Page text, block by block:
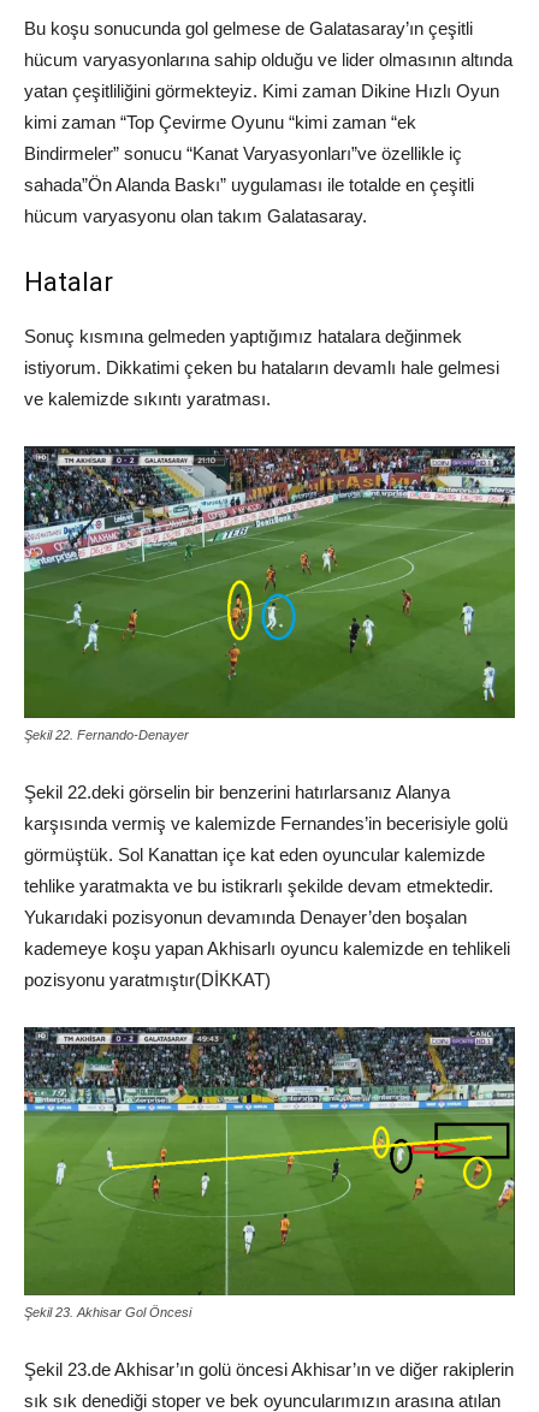
Bu koşu sonucunda gol gelmese de Galatasaray’ın çeşitli
hücum varyasyonlarına sahip olduğu ve lider olmasının altında
yatan çeşitliliğini görmekteyiz. Kimi zaman Dikine Hızlı Oyun
kimi zaman “Top Çevirme Oyunu “kimi zaman “ek
Bindirmeler” sonucu “Kanat Varyasyonları”ve özellikle iç
sahada”Ön Alanda Baskı” uygulaması ile totalde en çeşitli
hücum varyasyonu olan takım Galatasaray.
Hatalar
Sonuç kısmına gelmeden yaptığımız hatalara değinmek
istiyorum. Dikkatimi çeken bu hataların devamlı hale gelmesi
ve kalemizde sıkıntı yaratması.
Şekil 22. Fernando-Denayer
Şekil 22.deki görselin bir benzerini hatırlarsanız Alanya
karşısında vermiş ve kalemizde Fernandes’in becerisiyle golü
görmüştük. Sol Kanattan içe kat eden oyuncular kalemizde
tehlike yaratmakta ve bu istikrarlı şekilde devam etmektedir.
Yukarıdaki pozisyonun devamında Denayer’den boşalan
kademeye koşu yapan Akhisarlı oyuncu kalemizde en tehlikeli
pozisyonu yaratmıştır(DİKKAT)
Şekil 23. Akhisar Gol Öncesi
Şekil 23.de Akhisar’ın golü öncesi Akhisar’ın ve diğer rakiplerin
sık sık denediği stoper ve bek oyuncularımızın arasına atılan